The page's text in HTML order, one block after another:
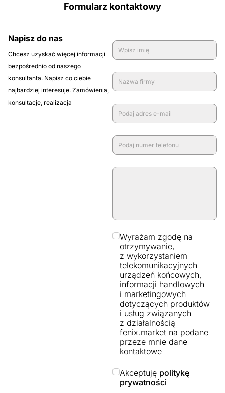
Formularz kontaktowy
Napisz do nas
Chcesz uzyskać więcej informacji
bezpośrednio od naszego
konsultanta. Napisz co ciebie
najbardziej interesuje. Zamówienia,
konsultacje, realizacja
Wyrażam zgodę na
otrzymywanie,
z wykorzystaniem
telekomunikacyjnych
urządzeń końcowych,
informacji handlowych
i marketingowych
dotyczących produktów
i usług związanych
z działalnością
fenix.market na podane
przeze mnie dane
kontaktowe
Akceptuję politykę
prywatności